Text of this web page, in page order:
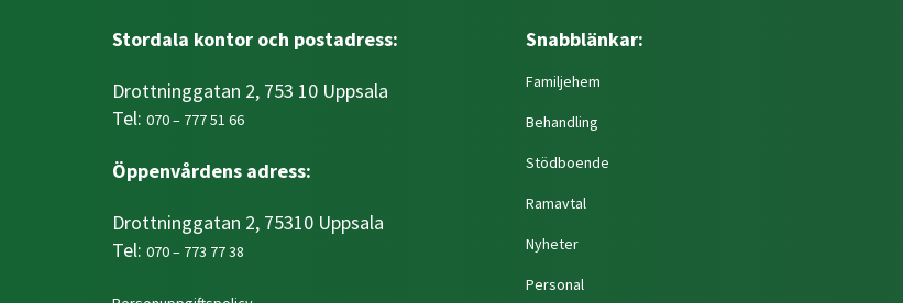
Stordala kontor och postadress:
Drottninggatan 2, 753 10 Uppsala
Tel: 070 – 777 51 66
Öppenvårdens adress:
Drottninggatan 2, 75310 Uppsala
Tel: 070 – 773 77 38
Snabblänkar:
Familjehem
Behandling
Stödboende
Ramavtal
Nyheter
Personal